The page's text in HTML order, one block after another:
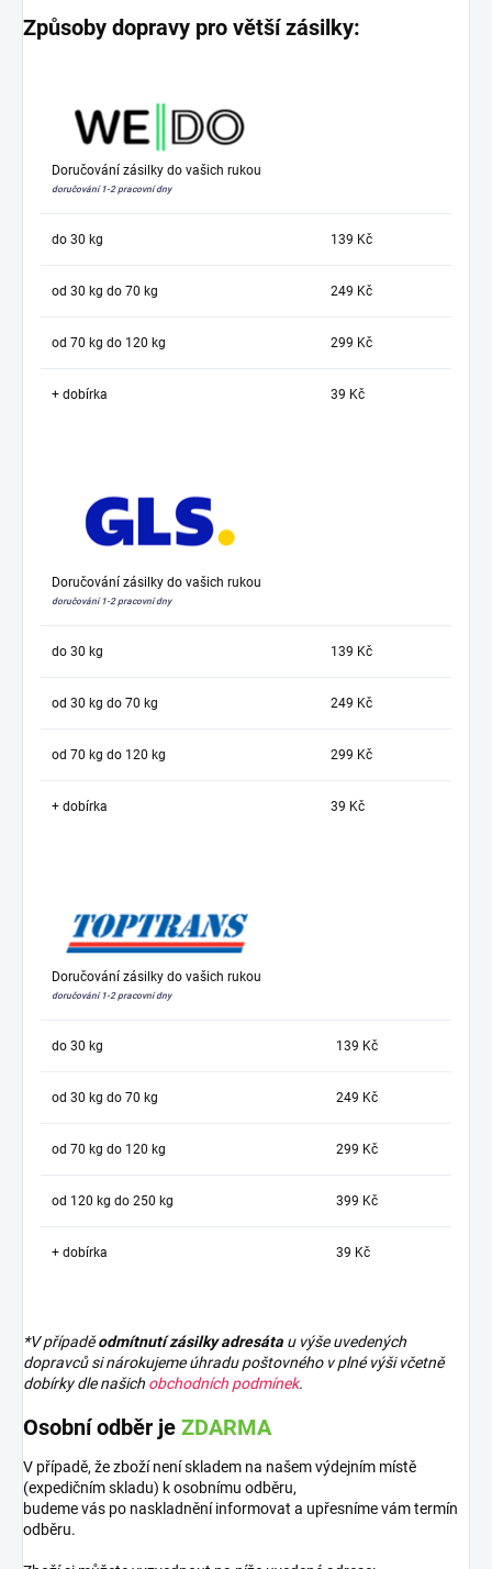
Způsoby dopravy pro větší zásilky:
Doručování zásilky do vašich rukou
doručování 1-2 pracovní dny
do 30 kg 139 Kč
od 30 kg do 70 kg 249 Kč
od 70 kg do 120 kg 299 Kč
+ dobírka 39 Kč
Doručování zásilky do vašich rukou
doručování 1-2 pracovní dny
do 30 kg 139 Kč
od 30 kg do 70 kg 249 Kč
od 70 kg do 120 kg 299 Kč
+ dobírka 39 Kč
Doručování zásilky do vašich rukou
doručování 1-2 pracovní dny
do 30 kg 139 Kč
od 30 kg do 70 kg 249 Kč
od 70 kg do 120 kg 299 Kč
od 120 kg do 250 kg 399 Kč
+ dobírka 39 Kč
*V případěodmítnutí zásilky adresáta u výše uvedených
dopravců si nárokujeme úhradu poštovného v plné výši včetně
dobírky dle našich obchodních podmínek.
Osobní odběr je ZDARMA
V případě, že zboží není skladem na našem výdejním místě
(expedičním skladu) k osobnímu odběru,
budeme vás po naskladnění informovat a upřesníme vám termín
odběru.